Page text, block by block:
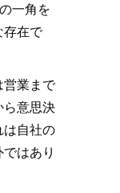
一角を
存在で
営業まで
ら意思決
は自社の
はあり